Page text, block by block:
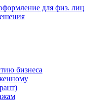
для физ. лиц
бизнеса